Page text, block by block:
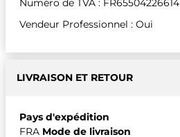
Numéro de TVA : FR65504226614
Vendeur Professionnel : Oui
LIVRAISON ET RETOUR
Pays d'expédition
FRA Mode de livraison